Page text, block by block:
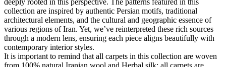
collection are inspired by authentic Persian motifs, traditional
architectural elements, and the cultural and geographic essence of
various regions of Iran. Yet, we’ve reinterpreted these rich sources
through a modern lens, ensuring each piece aligns beautifully with
contemporary interior styles.
It is important to remind that all carpets in this collection are woven
from 100% natural Iranian wool and Herbal silk; all carpets are